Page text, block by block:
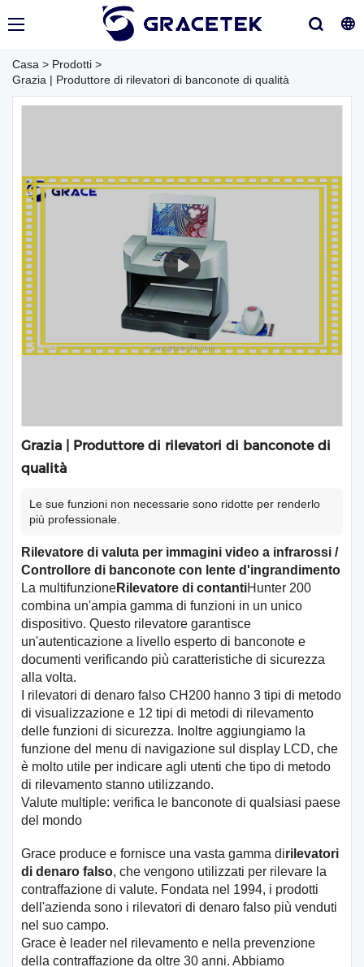
Casa > Prodotti >
Grazia | Produttore di rilevatori di banconote di qualità
Grazia | Produttore di rilevatori di banconote di
qualità
Le sue funzioni non necessarie sono ridotte per renderlo
più professionale.
Rilevatore di valuta per immagini video a infrarossi /
Controllore di banconote con lente d'ingrandimento
La multifunzioneRilevatore di contantiHunter 200
combina un'ampia gamma di funzioni in un unico
dispositivo. Questo rilevatore garantisce
un'autenticazione a livello esperto di banconote e
documenti verificando più caratteristiche di sicurezza
alla volta.
I rilevatori di denaro falso CH200 hanno 3 tipi di metodo
di visualizzazione e 12 tipi di metodi di rilevamento
delle funzioni di sicurezza. Inoltre aggiungiamo la
funzione del menu di navigazione sul display LCD, che
è molto utile per indicare agli utenti che tipo di metodo
di rilevamento stanno utilizzando.
Valute multiple: verifica le banconote di qualsiasi paese
del mondo
Grace produce e fornisce una vasta gamma dirilevatori
di denaro falso, che vengono utilizzati per rilevare la
contraffazione di valute. Fondata nel 1994, i prodotti
dell'azienda sono i rilevatori di denaro falso più venduti
nel suo campo.
Grace è leader nel rilevamento e nella prevenzione
della contraffazione da oltre 30 anni. Abbiamo